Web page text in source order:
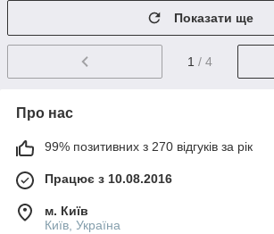
Показати ще
1 / 4
Про нас
99% позитивних з 270 відгуків за рік
Працює з 10.08.2016
м. Київ
Київ, Україна